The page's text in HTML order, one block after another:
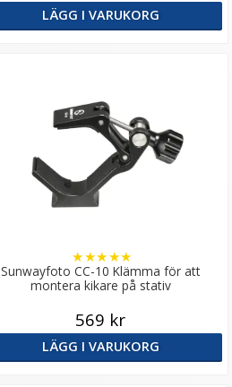
LÄGG I VARUKORG
Sunwayfoto CC-10 Klämma för att
montera kikare på stativ
★★★★★
569 kr
LÄGG I VARUKORG